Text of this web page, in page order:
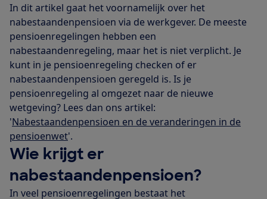
In dit artikel gaat het voornamelijk over het
nabestaandenpensioen via de werkgever. De meeste
pensioenregelingen hebben een
nabestaandenregeling, maar het is niet verplicht. Je
kunt in je pensioenregeling checken of er
nabestaandenpensioen geregeld is. Is je
pensioenregeling al omgezet naar de nieuwe
wetgeving? Lees dan ons artikel:
'Nabestaandenpensioen en de veranderingen in de
pensioenwet'.
Wie krijgt er
nabestaandenpensioen?
In veel pensioenregelingen bestaat het